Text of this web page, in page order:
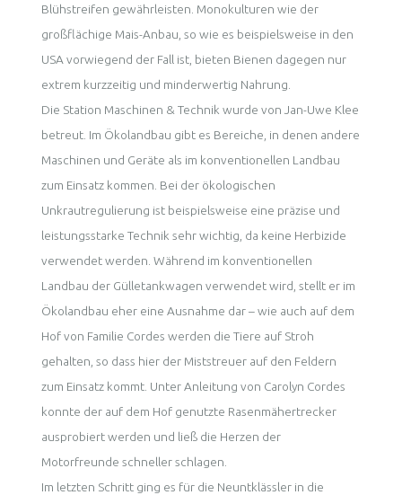
Blühstreifen gewährleisten. Monokulturen wie der
großflächige Mais-Anbau, so wie es beispielsweise in den
USA vorwiegend der Fall ist, bieten Bienen dagegen nur
extrem kurzzeitig und minderwertig Nahrung.
Die Station Maschinen & Technik wurde von Jan-Uwe Klee
betreut. Im Ökolandbau gibt es Bereiche, in denen andere
Maschinen und Geräte als im konventionellen Landbau
zum Einsatz kommen. Bei der ökologischen
Unkrautregulierung ist beispielsweise eine präzise und
leistungsstarke Technik sehr wichtig, da keine Herbizide
verwendet werden. Während im konventionellen
Landbau der Gülletankwagen verwendet wird, stellt er im
Ökolandbau eher eine Ausnahme dar – wie auch auf dem
Hof von Familie Cordes werden die Tiere auf Stroh
gehalten, so dass hier der Miststreuer auf den Feldern
zum Einsatz kommt. Unter Anleitung von Carolyn Cordes
konnte der auf dem Hof genutzte Rasenmähertrecker
ausprobiert werden und ließ die Herzen der
Motorfreunde schneller schlagen.
Im letzten Schritt ging es für die Neuntklässler in die